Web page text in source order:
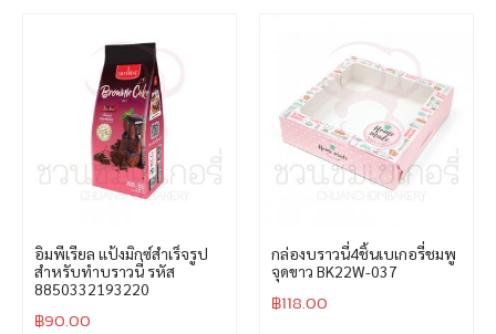
อิมพีเรียล แป้งมิกซ์สำเร็จรูป
สำหรับทำบราวนี่ รหัส
8850332193220
฿90.00
กล่องบราวนี่4ชิ้นเบเกอรี่ชมพู
จุดขาว BK22W-037
฿118.00